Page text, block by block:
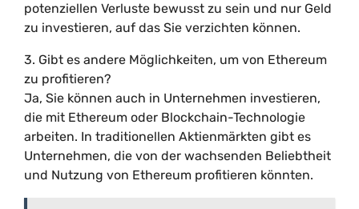
potenziellen Verluste bewusst zu sein und nur Geld
zu investieren, auf das Sie verzichten können.
3. Gibt es andere Möglichkeiten, um von Ethereum
zu profitieren?
Ja, Sie können auch in Unternehmen investieren,
die mit Ethereum oder Blockchain-Technologie
arbeiten. In traditionellen Aktienmärkten gibt es
Unternehmen, die von der wachsenden Beliebtheit
und Nutzung von Ethereum profitieren könnten.